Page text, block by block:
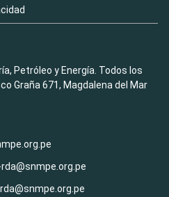
Petróleo y Energía. Todos los
Graña 671, Magdalena del Mar